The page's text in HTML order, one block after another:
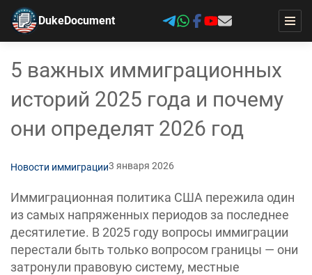
DukeDocument
5 важных иммиграционных
историй 2025 года и почему
они определят 2026 год
Новости иммиграции3 января 2026
Иммиграционная политика США пережила один
из самых напряженных периодов за последнее
десятилетие. В 2025 году вопросы иммиграции
перестали быть только вопросом границы — они
затронули правовую систему, местные